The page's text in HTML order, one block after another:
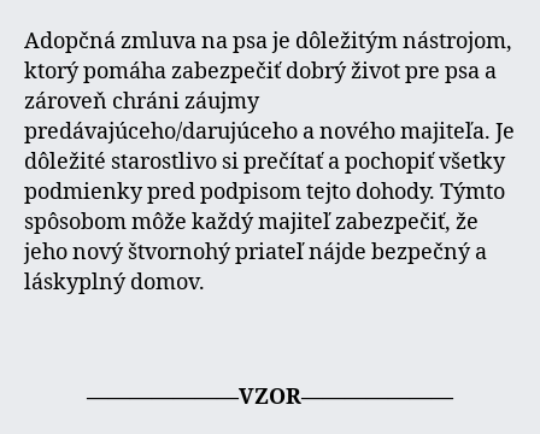
Adopčná zmluva na psa je dôležitým nástrojom,
ktorý pomáha zabezpečiť dobrý život pre psa a
zároveň chráni záujmy
predávajúceho/darujúceho a nového majiteľa. Je
dôležité starostlivo si prečítať a pochopiť všetky
podmienky pred podpisom tejto dohody. Týmto
spôsobom môže každý majiteľ zabezpečiť, že
jeho nový štvornohý priateľ nájde bezpečný a
láskyplný domov.
———————VZOR———————